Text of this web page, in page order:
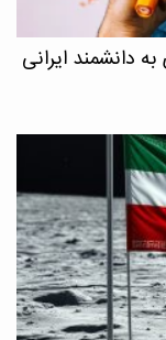
دانشمند ایرانی